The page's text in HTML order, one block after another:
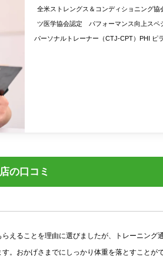
全米ストレングス＆コンディショニング
ツ医学協会認定 パフォーマンス向上スペ
パーソナルトレーナー（CTJ-CPT）PHI ピ
の口コミ
えることを理由に選びましたが、トレーニン
。おかげさまでにしっかり体重を落とすことが